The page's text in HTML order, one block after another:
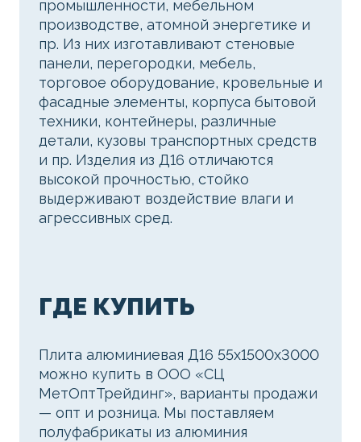
промышленности, мебельном
производстве, атомной энергетике и
пр. Из них изготавливают стеновые
панели, перегородки, мебель,
торговое оборудование, кровельные и
фасадные элементы, корпуса бытовой
техники, контейнеры, различные
детали, кузовы транспортных средств
и пр. Изделия из Д16 отличаются
высокой прочностью, стойко
выдерживают воздействие влаги и
агрессивных сред.
ГДЕ КУПИТЬ
Плита алюминиевая Д16 55х1500х3000
можно купить в ООО «СЦ
МетОптТрейдинг», варианты продажи
— опт и розница. Мы поставляем
полуфабрикаты из алюминия